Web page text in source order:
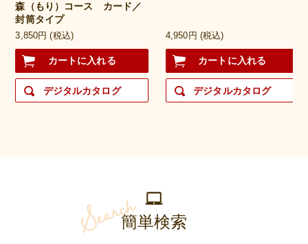
森（もり）コース カード／
封筒タイプ
3,850円 (税込)
カートに入れる
デジタルカタログ
4,950円 (税込)
カートに入れる
デジタルカタログ
簡単検索